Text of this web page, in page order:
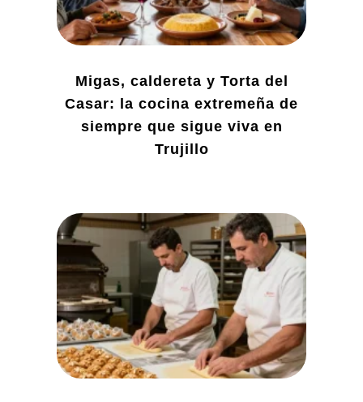
Migas, caldereta y Torta del
Casar: la cocina extremeña de
siempre que sigue viva en
Trujillo